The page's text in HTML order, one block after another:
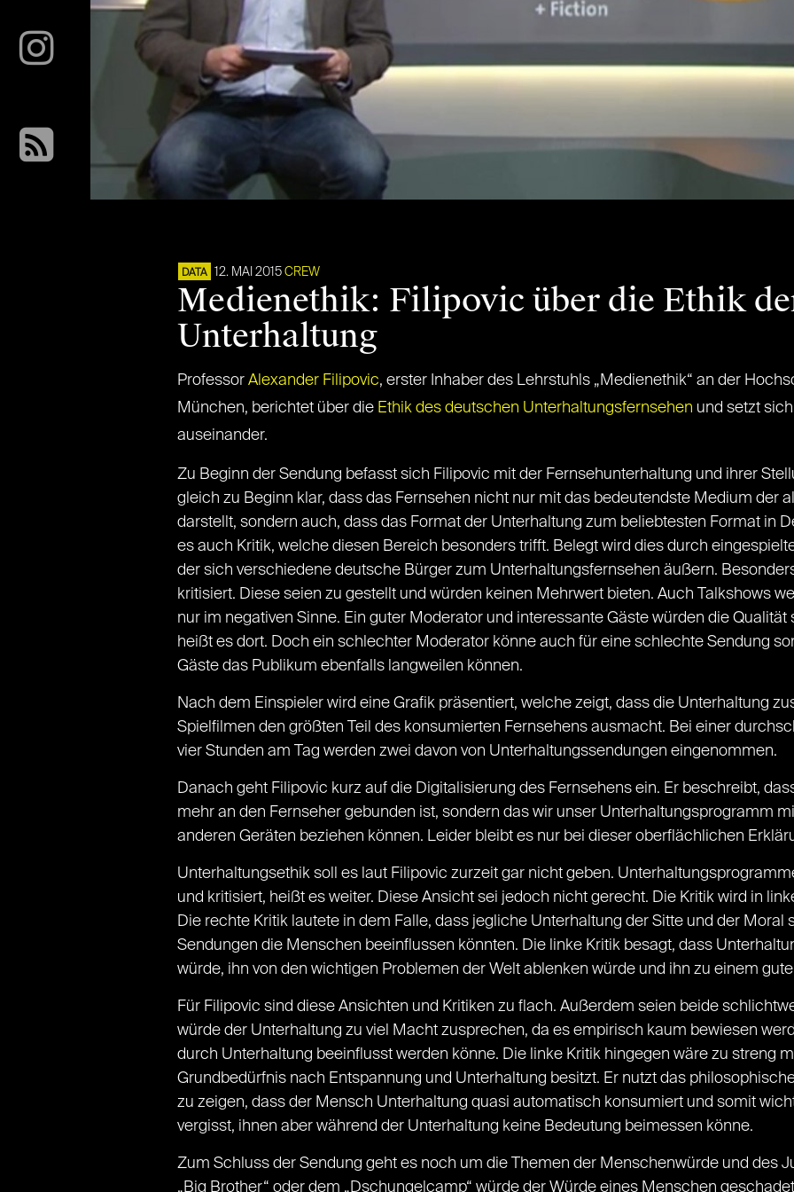
DATA 12. MAI 2015 CREW
Medienethik: Filipovic über die Ethik
Unterhaltung
Professor Alexander Filipovic, erster Inhaber des Lehrstuhls „Medienethik“ an der
München, berichtet über die Ethik des deutschen Unterhaltungsfernsehen und setzt
auseinander.
Zu Beginn der Sendung befasst sich Filipovic mit der Fernsehunterhaltung und ihrer
gleich zu Beginn klar, dass das Fernsehen nicht nur mit das bedeutendste Medium der
darstellt, sondern auch, dass das Format der Unterhaltung zum beliebtesten Format in
es auch Kritik, welche diesen Bereich besonders trifft. Belegt wird dies durch
der sich verschiedene deutsche Bürger zum Unterhaltungsfernsehen äußern.
kritisiert. Diese seien zu gestellt und würden keinen Mehrwert bieten. Auch Talkshows
nur im negativen Sinne. Ein guter Moderator und interessante Gäste würden die
heißt es dort. Doch ein schlechter Moderator könne auch für eine schlechte Sendung
Gäste das Publikum ebenfalls langweilen können.
Nach dem Einspieler wird eine Grafik präsentiert, welche zeigt, dass die Unterhaltung
Spielfilmen den größten Teil des konsumierten Fernsehens ausmacht. Bei einer
vier Stunden am Tag werden zwei davon von Unterhaltungssendungen eingenommen.
Danach geht Filipovic kurz auf die Digitalisierung des Fernsehens ein. Er beschreibt,
mehr an den Fernseher gebunden ist, sondern das wir unser Unterhaltungsprogramm
anderen Geräten beziehen können. Leider bleibt es nur bei dieser oberflächlichen
Unterhaltungsethik soll es laut Filipovic zurzeit gar nicht geben.
und kritisiert, heißt es weiter. Diese Ansicht sei jedoch nicht gerecht. Die Kritik wird in
Die rechte Kritik lautete in dem Falle, dass jegliche Unterhaltung der Sitte und der Moral
Sendungen die Menschen beeinflussen könnten. Die linke Kritik besagt, dass
würde, ihn von den wichtigen Problemen der Welt ablenken würde und ihn zu einem
Für Filipovic sind diese Ansichten und Kritiken zu flach. Außerdem seien beide
würde der Unterhaltung zu viel Macht zusprechen, da es empirisch kaum bewiesen
durch Unterhaltung beeinflusst werden könne. Die linke Kritik hingegen wäre zu streng
Grundbedürfnis nach Entspannung und Unterhaltung besitzt. Er nutzt das
zu zeigen, dass der Mensch Unterhaltung quasi automatisch konsumiert und somit
vergisst, ihnen aber während der Unterhaltung keine Bedeutung beimessen könne.
Zum Schluss der Sendung geht es noch um die Themen der Menschenwürde und des
„Big Brother“ oder dem „Dschungelcamp“ würde der Würde eines Menschen